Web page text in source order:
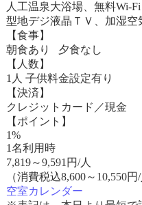
人工温泉大浴場、無料Wi-
型地デジ液晶ＴＶ、加湿空
【食事】
朝食あり 夕食なし
【人数】
1人 子供料金設定有り
【決済】
クレジットカード／現金
【ポイント】
1%
1名利用時
7,819～9,591 円/人
（消費税込8,600～10,550円/
空室カレンダー